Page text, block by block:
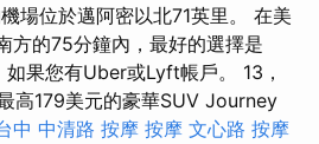
場位於邁阿密以北71英里。 在美
方的75分鐘內，最好的選擇是
果您有Uber或Lyft帳戶。 13，
高179美元的豪華SUV Journey
中 中清路 按摩 按摩 文心路 按摩